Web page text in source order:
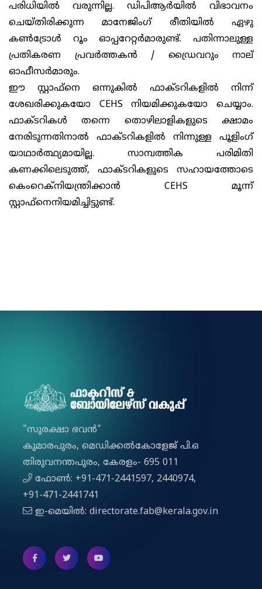
പരിധിയിൽ വരുന്നില്ല. ഡിപിആർയിൽ വിഭാവനം
ചെയ്തിരിക്കുന്ന മാനേജിംഗ് രീതിയിൽ ഏഴു
കൺട്രോൾ റൂം ഓപ്പറേറ്റർമാരുണ്ട്. പതിന്നാലുള്ള
പ്രതികരണ പ്രവർത്തകൻ / ഡ്രൈവറും നാല്
ഓഫീസർമാരും.
ഈ സ്റ്റാഫ്‌നെ ഒന്നുകിൽ ഫാക്ടറികളിൽ നിന്ന്
ശേഖരിക്കുകയോ CEHS നിയമിക്കുകയോ ചെയ്യാം.
ഫാക്ടറികൾ തന്നെ തൊഴിലാളികളുടെ ക്ഷാമം
നേരിടുന്നതിനാൽ ഫാക്ടറികളിൽ നിന്നുള്ള പൂളിംഗ്
യാഥാർത്ഥ്യമായില്ല. സാമ്പത്തിക പരിമിതി
കണക്കിലെടുത്ത്, ഫാക്ടറികളുടെ സഹായത്തോടെ
കെംറെക്നിയന്ത്രിക്കാൻ CEHS മൂന്ന്
സ്റ്റാഫ്‌നെനിയമിച്ചിട്ടുണ്ട്.
"സുരക്ഷാ ഭവൻ"
കുമാരപുരം, മെഡിക്കല്‍കോളേജ് പി.ഒ
തിരുവനന്തപുരം, കേരളം- 695 011
ഫോൺ: +91-471-2441597, 2440974,
+91-471-2441741
ഇ-മെയിൽ: directorate.fab@kerala.gov.in